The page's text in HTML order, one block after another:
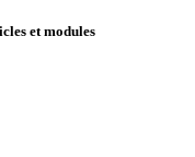
et modules